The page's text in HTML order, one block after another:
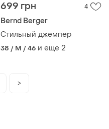
699 грн 4
Bernd Berger
Стильный джемпер
38 / M / 46 и еще 2
>